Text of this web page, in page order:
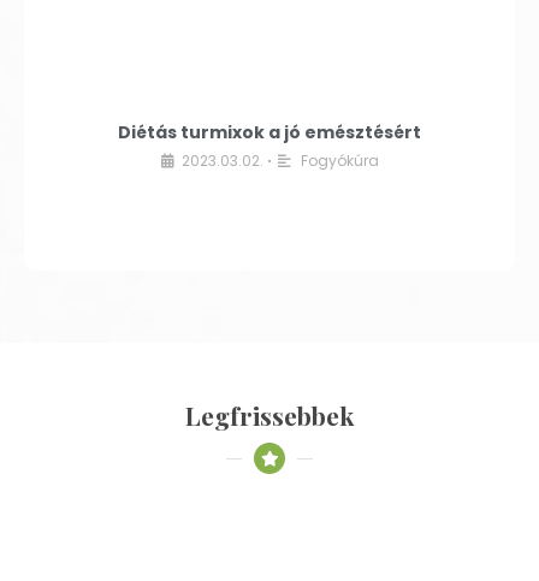
Diétás turmixok a jó emésztésért
2023.03.02. • Fogyókúra
Legfrissebbek